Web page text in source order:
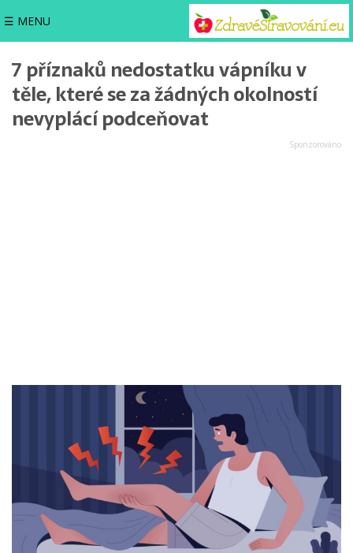
☰ MENU
7 příznaků nedostatku vápníku v
těle, které se za žádných okolností
nevyplácí podceňovat